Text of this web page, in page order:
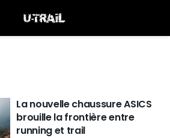
La nouvelle chaussure ASICS
brouille la frontière entre
running et trail